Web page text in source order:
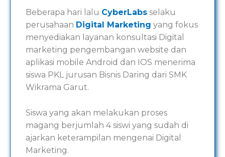
Beberapa hari lalu CyberLabs selaku
perusahaan Digital Marketing yang fokus
menyediakan layanan konsultasi Digital
marketing pengembangan website dan
aplikasi mobile Android dan IOS menerima
siswa PKL jurusan Bisnis Daring dari SMK
Wikrama Garut.
Siswa yang akan melakukan proses
magang berjumlah 4 siswi yang sudah di
ajarkan keterampilan mengenai Digital
Marketing.